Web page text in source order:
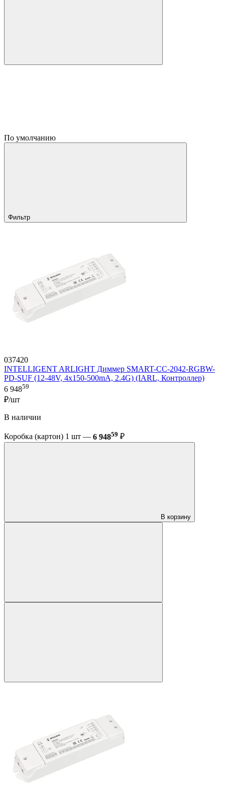
По умолчанию
Фильтр
037420
INTELLIGENT ARLIGHT Диммер SMART-CC-2042-RGBW-
PD-SUF (12-48V, 4x150-500mA, 2.4G) (IARL, Контроллер)
6 94859
₽/шт
В наличии
Коробка (картон) 1 шт — 6 94859 ₽
В корзину